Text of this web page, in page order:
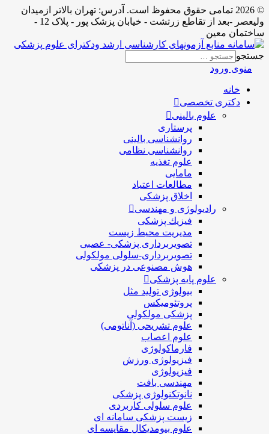
© 2026 تمامی حقوق محفوظ است. آدرس:‌ تهران بالاتر ازمیدان
ولیعصر -بعد از تقاطع زرتشت - خیابان پزشک پور - پلاک 12 -
ساختمان معین
جستجو
منوی ورود
خانه
دکتری تخصصی
علوم بالینی
پرستاری
روانشناسی بالینی
روانشناسی نظامی
علوم تغذیه
مامایی
مطالعات اعتیاد
اخلاق پزشکی
رادیولوژی و مهندسی
فيزيك پزشکی
مدیریت محیط زیست
تصویربرداری پزشکی- عصبی
تصویربرداری-سلولی مولکولی
هوش مصنوعی در پزشکی
علوم پایه پزشکی
بیولوژی تولید مثل
پروتئومیکس
پزشکی مولکولی
علوم تشریحی (آناتومی)
علوم اعصاب
فارماکولوژی
فیزیولوژی ورزش
فیزیولوژی
مهندسی بافت
نانوتکنولوژی پزشکی
علوم سلولی کاربردی
زیست پزشکی سامانه ای
علوم بیومدیکال مقایسه ای